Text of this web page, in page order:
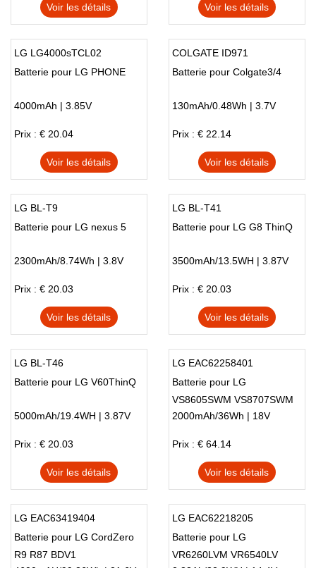
Voir les détails Voir les détails
LG LG4000sTCL02
Batterie pour LG PHONE
4000mAh | 3.85V
Prix : € 20.04
Voir les détails
COLGATE ID971
Batterie pour Colgate3/4
130mAh/0.48Wh | 3.7V
Prix : € 22.14
Voir les détails
LG BL-T9
Batterie pour LG nexus 5
2300mAh/8.74Wh | 3.8V
Prix : € 20.03
Voir les détails
LG BL-T41
Batterie pour LG G8 ThinQ
3500mAh/13.5WH | 3.87V
Prix : € 20.03
Voir les détails
LG BL-T46
Batterie pour LG V60ThinQ
5000mAh/19.4WH | 3.87V
Prix : € 20.03
Voir les détails
LG EAC62258401
Batterie pour LG
VS8605SWM VS8707SWM
VS8708SWM
2000mAh/36Wh | 18V
Prix : € 64.14
Voir les détails
LG EAC63419404
Batterie pour LG CordZero
R9 R87 BDV1
LG EAC62218205
Batterie pour LG
VR6260LVM VR6540LV